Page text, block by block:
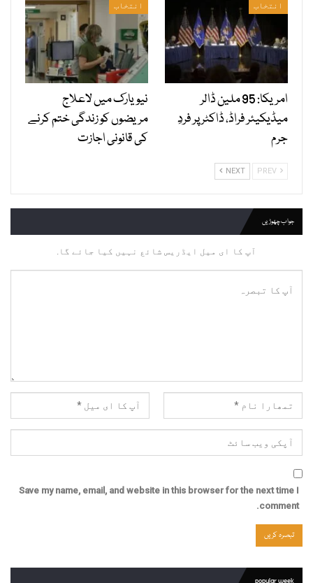
انتخاب
امریکا: 95 ملین ڈالر
میڈیکیئر فراڈ، ڈاکٹر پر فردِ
جرم
انتخاب
نیویارک میں لاعلاج
مریضوں کو زندگی ختم کرنے
کی قانونی اجازت
NEXT
جواب چھوڑیں
آپ کا ای میل ایڈریس شائع نہیں کیا جائے گا.
Save my name, email, and website in this browser for the next time I
comment.